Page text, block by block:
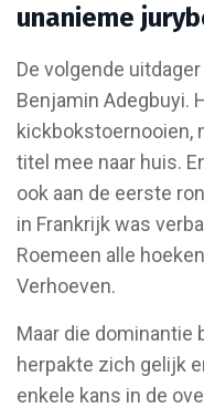
unanieme
De volgende
Benjamin Adegbuyi.
kickbokstoernooien,
titel mee naar huis.
ook aan de eerste
in Frankrijk was
Roemeen alle
Verhoeven.
Maar die dominantie
herpakte zich gelijk
enkele kans in de